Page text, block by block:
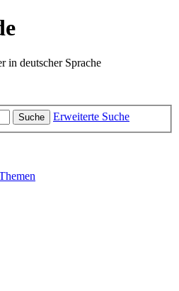
in deutscher Sprache
Suche Erweiterte Suche